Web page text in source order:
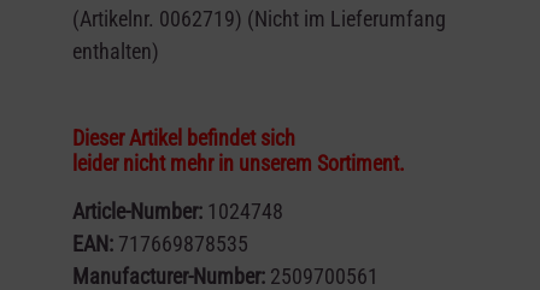
(Artikelnr. 0062719) (Nicht im Lieferumfang
enthalten)
Dieser Artikel befindet sich
leider nicht mehr in unserem Sortiment.
Article-Number: 1024748
EAN: 717669878535
Manufacturer-Number: 2509700561